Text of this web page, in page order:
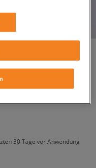
30 Tage vor Anwendung